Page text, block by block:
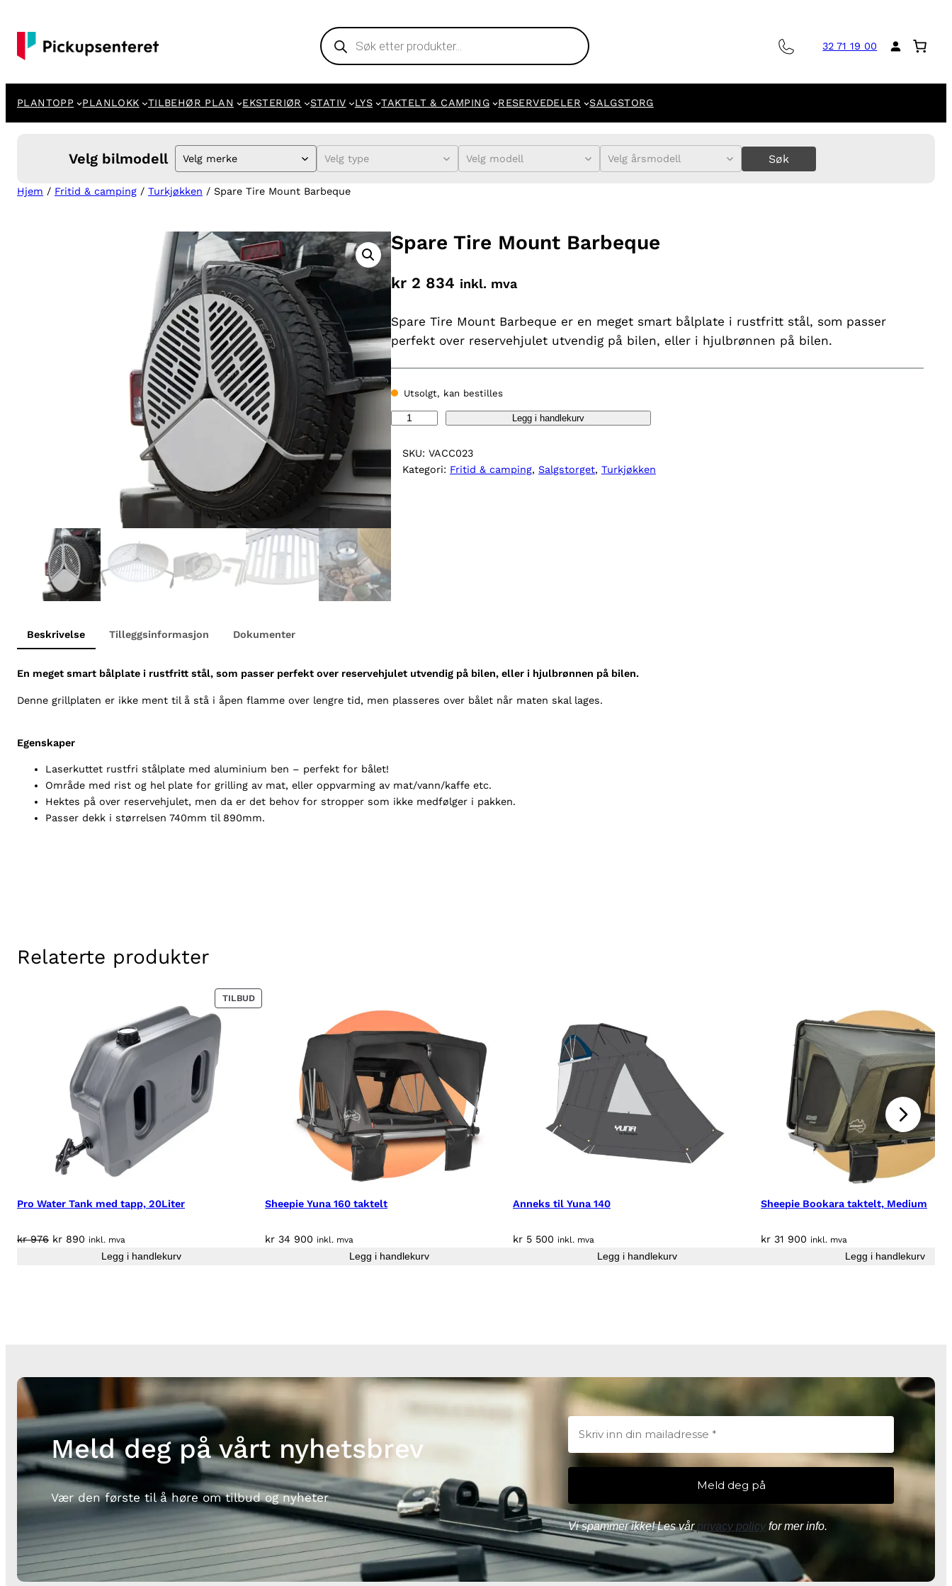
innhold
Products
search
32 71 19 00
PLANTOPP PLANLOKK TILBEHØR PLAN EKSTERIØR STATIV LYS TAKTELT & CAMPING RESERVEDELER SALGSTORG
Velg bilmodell Velg merke Velg type Velg modell Velg årsmodell Søk
Hjem / Fritid & camping / Turkjøkken / Spare Tire Mount Barbeque
Spare Tire Mount Barbeque
kr 2 834 inkl. mva
Spare Tire Mount Barbeque er en meget smart bålplate i rustfritt stål, som passer
perfekt over reservehjulet utvendig på bilen, eller i hjulbrønnen på bilen.
Utsolgt, kan bestilles
a
r
e
T
r
u
r
n
t
Legg i handlekurv
SKU: VACC023
Kategori: Fritid & camping, Salgstorget, Turkjøkken
Beskrivelse Tilleggsinformasjon Dokumenter
En meget smart bålplate i rustfritt stål, som passer perfekt over reservehjulet utvendig på bilen, eller i hjulbrønnen på bilen.
Denne grillplaten er ikke ment til å stå i åpen flamme over lengre tid, men plasseres over bålet når maten skal lages.
Egenskaper
Laserkuttet rustfri stålplate med aluminium ben – perfekt for bålet!
Område med rist og hel plate for grilling av mat, eller oppvarming av mat/vann/kaffe etc.
Hektes på over reservehjulet, men da er det behov for stropper som ikke medfølger i pakken.
Passer dekk i størrelsen 740mm til 890mm.
Relaterte produkter
TILBUDPRODUKT
PÅ
Pro Water Tank med tapp, 20Liter
kr976 Opprinnelig
kr 890 Nåværende
pris
inkl. mva
Legg i handlekurv
Sheepie Yuna 160 taktelt
kr 34 900 inkl. mva
Legg i handlekurv
Anneks til Yuna 140
kr 5 500 inkl. mva
Legg i handlekurv
Sheepie Bookara taktelt, Medium
kr 31 900 inkl. mva
Legg i handlekurv
Meld deg på vårt nyhetsbrev
Vær den første til å høre om tilbud og nyheter
Vi spammer ikke! Les vårprivacy policyfor mer info.